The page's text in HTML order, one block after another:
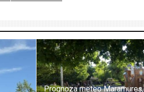
Prognoza meteo Maramureș,